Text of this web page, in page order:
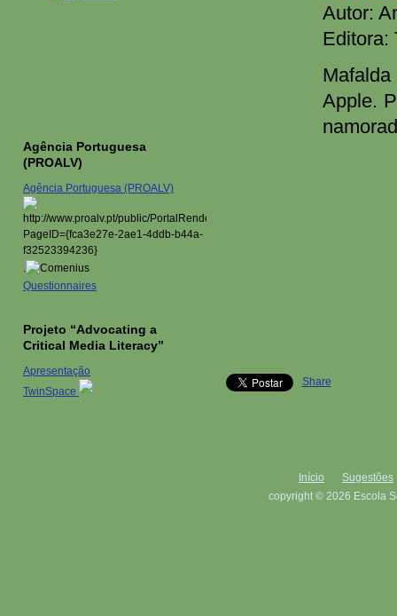
Autor:
Editora:
Apple.
Share
Agência Portuguesa
(PROALV)
Agência Portuguesa (PROALV)
.
Questionnaires
Projeto “Advocating a
Critical Media Literacy”
Apresentação
TwinSpace
Início
Sugestões
copyright © 2026 Escola